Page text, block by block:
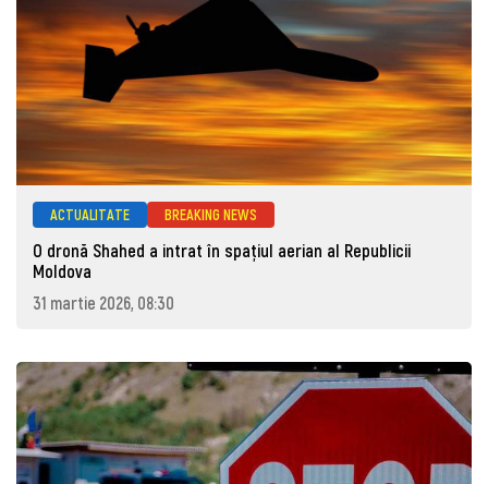
ACTUALITATE BREAKING NEWS
O dronă Shahed a intrat în spațiul aerian al Republicii
Moldova
31 martie 2026, 08:30